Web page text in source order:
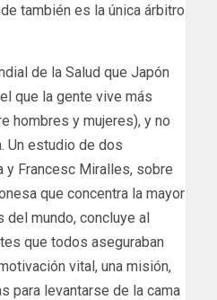
también es la única árbitro
de la Salud que Japón
que la gente vive más
hombres y mujeres), y no
Un estudio de dos
y Francesc Miralles, sobre
que concentra la mayor
del mundo, concluye al
que todos aseguraban
vital, una misión,
para levantarse de la cama